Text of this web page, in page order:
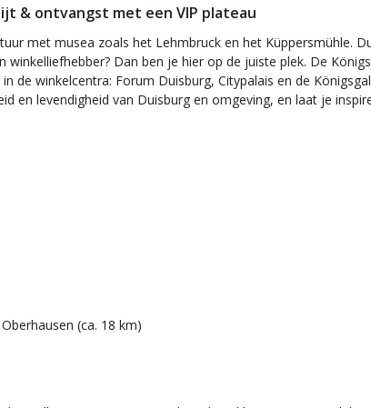
& ontvangst met een VIP plateau
met musea zoals het Lehmbruck en het Küppersmühle.
Dan ben je hier op de juiste plek. De
winkelcentra: Forum Duisburg, Citypalais en de
en levendigheid van Duisburg en omgeving, en laat je
(ca. 18 km)